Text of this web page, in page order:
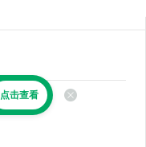
点击查看